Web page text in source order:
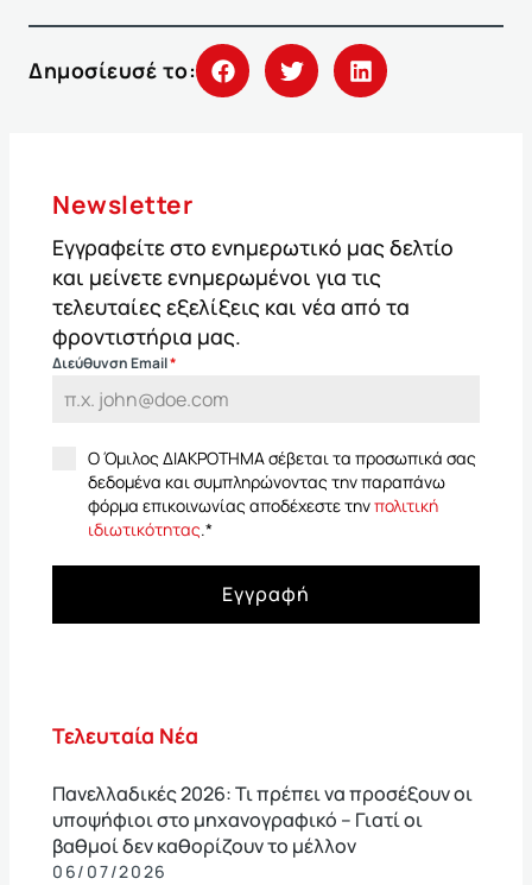
Δημοσίευσέ το:
Newsletter
Εγγραφείτε στο ενημερωτικό μας δελτίο
και μείνετε ενημερωμένοι για τις
τελευταίες εξελίξεις και νέα από τα
φροντιστήρια μας.
Διεύθυνση Email*
Ο Όμιλος ΔΙΑΚΡΟΤΗΜΑ σέβεται τα προσωπικά σας
δεδομένα και συμπληρώνοντας την παραπάνω
φόρμα επικοινωνίας αποδέχεστε τηνπολιτική
ιδιωτικότητας.*
Εγγραφή
Τελευταία Νέα
Πανελλαδικές 2026: Τι πρέπει να προσέξουν οι
υποψήφιοι στο μηχανογραφικό – Γιατί οι
βαθμοί δεν καθορίζουν το μέλλον
06/07/2026